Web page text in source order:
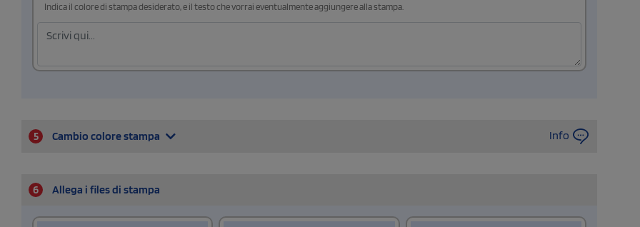
Indica il colore di stampa desiderato, e il testo che vorrai eventualmente aggiungere alla stampa.
5 Cambio colore stampa Info
6 Allega i files di stampa